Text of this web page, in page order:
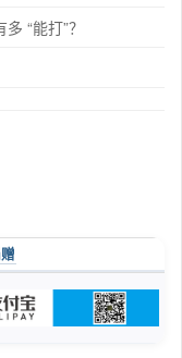
“能打”？